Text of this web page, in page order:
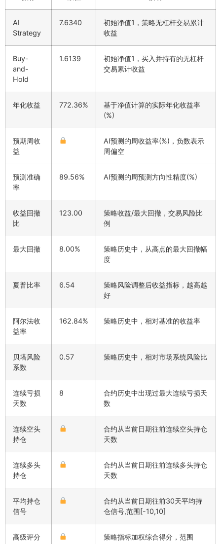
AI
Strategy
7.6340
初始净值1，策略无杠杆交易累计
收益
Buy-
and-
Hold
1.6139
初始净值1，买入并持有的无杠杆
交易累计收益
年化收益 772.36%
基于净值计算的实际年化收益率
(%)
预期周收
益
AI预测的周收益率(%)，负数表示
周偏空
预测准确
率
89.56% AI预测的周预测方向性精度(%)
收益回撤
比
123.00
策略收益/最大回撤，交易风险比
例
最大回撤 8.00%
策略历史中，从高点的最大回撤幅
度
夏普比率 6.54
策略风险调整后收益指标，越高越
好
阿尔法收
益率
162.84% 策略历史中，相对基准的收益率
贝塔风险
系数
0.57 策略历史中，相对市场系统风险比
连续亏损
天数
8
合约历史中出现过最大连续亏损天
数
连续空头
持仓
合约从当前日期往前连续空头持仓
天数
连续多头
持仓
合约从当前日期往前连续多头持仓
天数
平均持仓
信号
合约从当前日期往前30天平均持
仓信号,范围[-10,10]
高级评分
策略指标加权综合得分，范围